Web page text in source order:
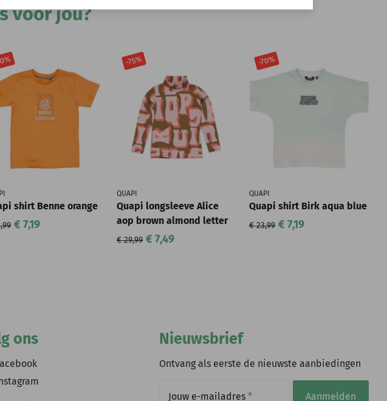
voor jou?
shirt Benne orange
€ 7,19
-75%
QUAPI
Quapi longsleeve Alice
aop brown almond letter
€ 29,99 € 7,49
-70%
QUAPI
Quapi shirt Birk aqua blue
€ 23,99 € 7,19
ons Nieuwsbrief
Ontvang als eerste de nieuwste aanbiedingen
Jouw e-mailadres * Aanmelden